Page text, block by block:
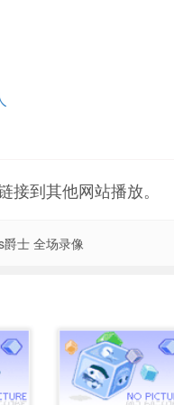
到其他网站播放。
士 全场录像